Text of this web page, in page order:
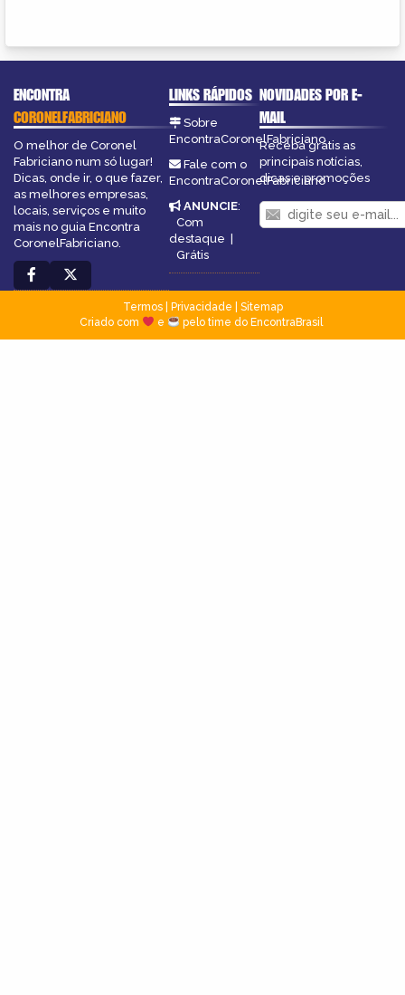
ENCONTRA
CORONELFABRICIANO
O melhor de Coronel
Fabriciano num só lugar!
Dicas, onde ir, o que fazer,
as melhores empresas,
locais, serviços e muito
mais no guia Encontra
CoronelFabriciano.
LINKS RÁPIDOS
Sobre
EncontraCoronelFabriciano
Fale com o
EncontraCoronelFabriciano
ANUNCIE:
Com
destaque |
Grátis
NOVIDADES POR E-
MAIL
Receba grátis as
principais notícias,
dicas e promoções
Termos| Privacidade
Sitemap
Criado com
e pelo time do EncontraBrasil